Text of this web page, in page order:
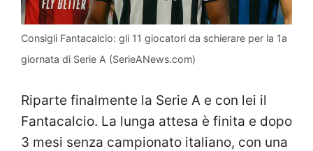
Consigli Fantacalcio: gli 11 giocatori da schierare per la 1a
giornata di Serie A (SerieANews.com)
Riparte finalmente la Serie A e con lei il
Fantacalcio. La lunga attesa è finita e dopo
3 mesi senza campionato italiano, con una